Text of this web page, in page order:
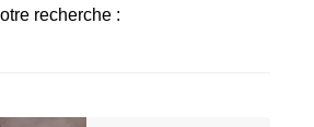
recherche :